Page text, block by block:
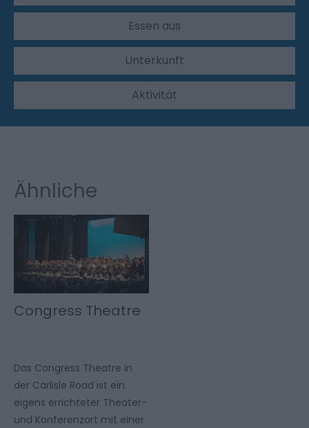
Essen aus
Unterkunft
Aktivität
Ähnliche
Congress Theatre
Das Congress Theatre in
der Carlisle Road ist ein
eigens errichteter Theater-
und Konferenzort mit einer